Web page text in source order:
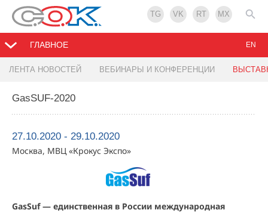
TG VK RT MX
ГЛАВНОЕ
ЛЕНТА НОВОСТЕЙ ВЕБИНАРЫ И КОНФЕРЕНЦИИ
EN
GasSUF-2020
27.10.2020 - 29.10.2020
Москва, МВЦ «Крокус Экспо»
GasSuf — единственная в России международная